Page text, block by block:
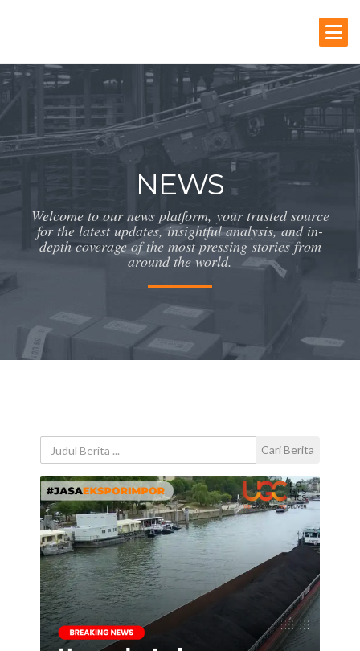
NEWS
Welcome to our news platform, your trusted source
for the latest updates, insightful analysis, and in-
depth coverage of the most pressing stories from
around the world.
Cari Berita